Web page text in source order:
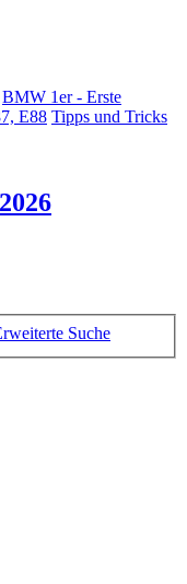
BMW 1er - Erste
E88 Tipps und Tricks
Suche